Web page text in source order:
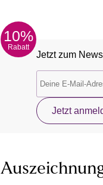
10%
Rabatt
Jetzt zum
Jetzt